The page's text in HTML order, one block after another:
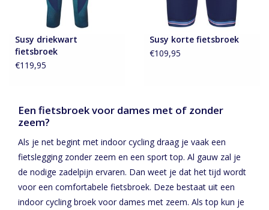
Susy driekwart
fietsbroek
€119,95
Susy korte fietsbroek
€109,95
Een fietsbroek voor dames met of zonder
zeem?
Als je net begint met indoor cycling draag je vaak een
fietslegging zonder zeem en een sport top. Al gauw zal je
de nodige zadelpijn ervaren. Dan weet je dat het tijd wordt
voor een comfortabele fietsbroek. Deze bestaat uit een
indoor cycling broek voor dames met zeem. Als top kun je